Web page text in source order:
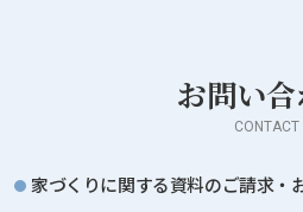
お問い
CONTACT
家づくりに関する資料のご請求・